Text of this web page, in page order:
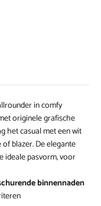
in comfy
originele grafische
het casual met een wit
blazer. De elegante
ideale pasvorm, voor
binnennaden